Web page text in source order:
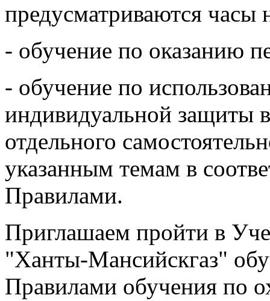
предусматриваются часы
- обучение по оказанию
- обучение по
индивидуальной защиты
отдельного
указанным темам в
Правилами.
Приглашаем пройти в
"Ханты-Мансийскгаз"
Правилами обучения по